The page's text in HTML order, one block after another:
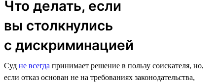
Что делать, если
вы столкнулись
с дискриминацией
Суд не всегда принимает решение в пользу соискателя, но,
если отказ основан не на требованиях законодательства,